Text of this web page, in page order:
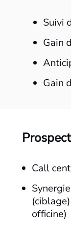
Suivi
Gain
Gain
Call
officine)